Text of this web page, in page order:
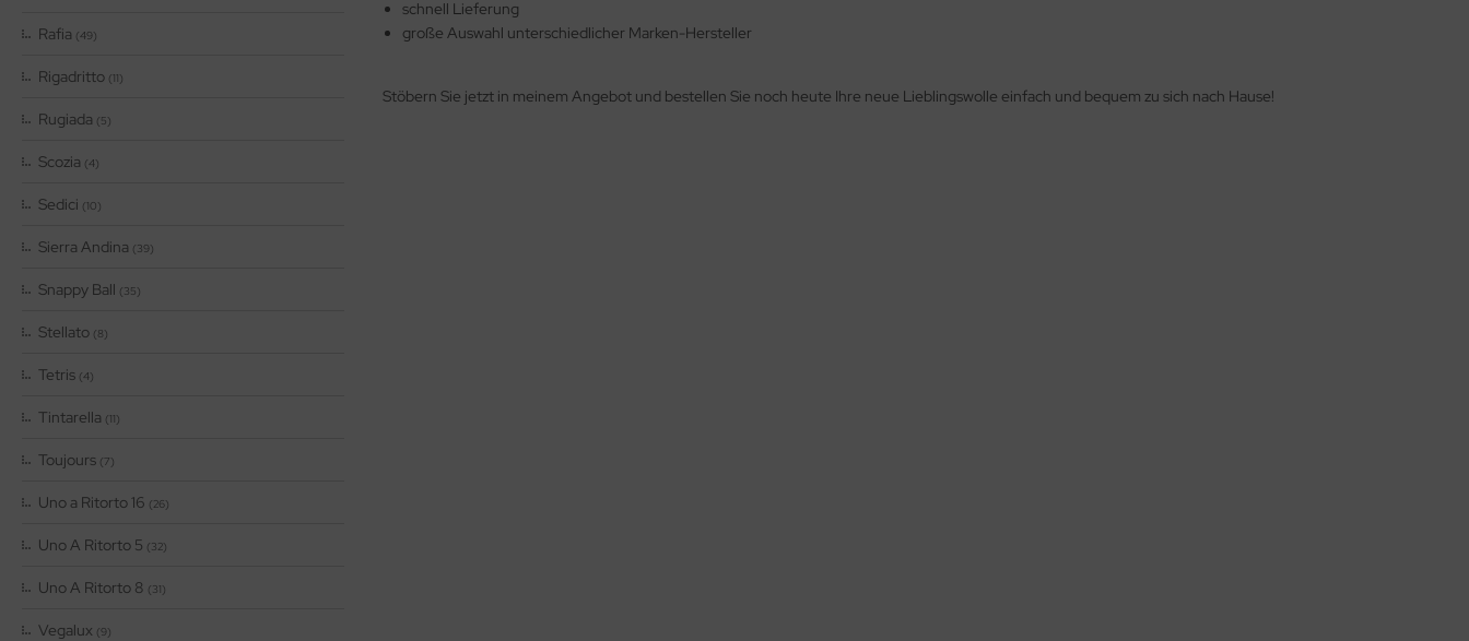
Rafia (49)
Rigadritto (11)
Rugiada (5)
Scozia (4)
Sedici (10)
Sierra Andina (39)
Snappy Ball (35)
Stellato (8)
Tetris (4)
Tintarella (11)
Toujours (7)
Uno a Ritorto 16 (26)
Uno A Ritorto 5 (32)
Uno A Ritorto 8 (31)
Vegalux (9)
schnell Lieferung
große Auswahl unterschiedlicher Marken-Hersteller
Stöbern Sie jetzt in meinem Angebot und bestellen Sie noch heute Ihre neue Lieblingswolle einfach und bequem zu sich nach Hause!